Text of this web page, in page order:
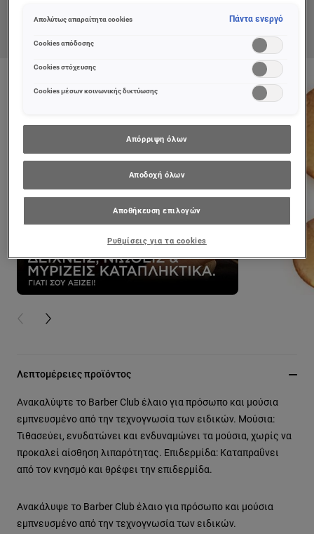
PREVIOUS CARD
NEXT CARD
Λεπτομέρειες προϊόντος
Ανακαλύψτε το Barber Club έλαιο για πρόσωπο και μούσια
εμπνευσμένο από την τεχνογνωσία των ειδικών. Μούσια:
Τιθασεύει, ενυδατώνει και ενδυναμώνει τα μούσια, χωρίς να
προκαλεί αίσθηση λιπαρότητας. Επιδερμίδα: Καταπραΰνει
από τον κνησμό και θρέφει την επιδερμίδα.
Ανακάλυψε το Barber Club έλαιο για πρόσωπο και μούσια
εμπνευσμένο από την τεχνογνωσία των ειδικών.
διαδικτυακές προτάσεις. Μπορείτε να αποδεχθείτε cookies τα
(«Απόρριψη όλων») ή να ρυθμίσετε και να αποθηκεύσετε τις
επιλογές σας («Αποθήκευση επιλογών»). Μπορείτε επίσης, ανά
πάσα στιγμή, να ελέγξετε και να ρυθμίσετε εκ νέου τις επιλογές
Περισσότερες πληροφορίες μπορείτε να βρείτε στην
Απολύτως απαραίτητα cookies Πάντα ενεργό
Cookies απόδοσης
Cookies στόχευσης
Cookies μέσων κοινωνικής δικτύωσης
Απόρριψη όλων
Αποδοχή όλων
Αποθήκευση επιλογών
Ρυθμίσεις για τα cookies